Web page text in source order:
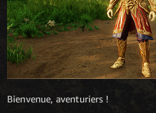
Bienvenue, aventuriers !